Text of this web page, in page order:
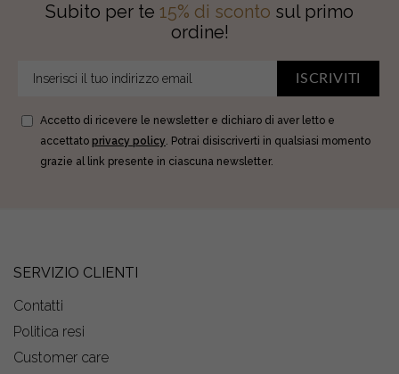
Subito per te 15% di sconto sul primo
ordine!
ISCRIVITI
Accetto di ricevere le newsletter e dichiaro di aver letto e
accettato privacy policy. Potrai disiscriverti in qualsiasi momento
grazie al link presente in ciascuna newsletter.
SERVIZIO CLIENTI
Contatti
Politica resi
Customer care